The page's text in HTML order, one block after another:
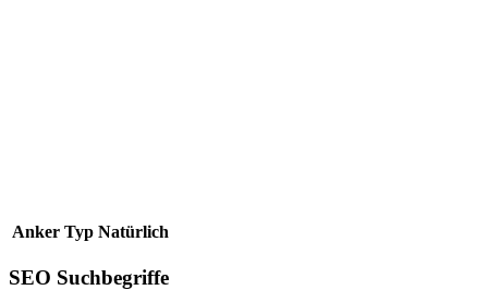
Anker Typ Natürlich
SEO Suchbegriffe